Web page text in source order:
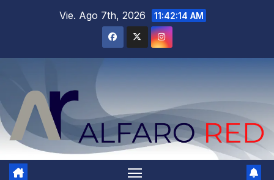
Vie. Ago 7th, 2026 11:42:15 AM